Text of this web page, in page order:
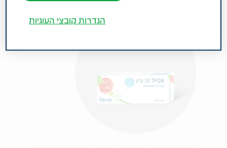
הגדרות קובצי העוגיות